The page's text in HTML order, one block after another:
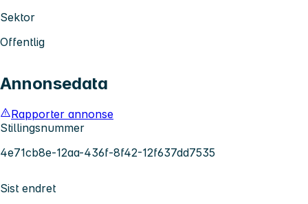
Sektor
Offentlig
Annonsedata
Rapporter annonse
Stillingsnummer
4e71cb8e-12aa-436f-8f42-12f637dd7535
Sist endret